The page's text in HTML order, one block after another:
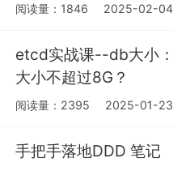
阅读量：1846 2025-02-
etcd实战课--db大小
大小不超过8G？
阅读量：2395 2025-01-
手把手落地DDD 笔记